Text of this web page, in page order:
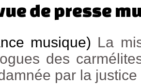
de presse
musique) La
des
par la justice